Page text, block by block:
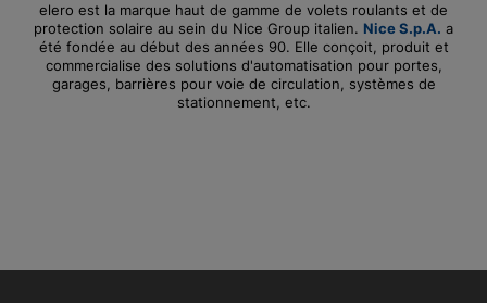
elero est la marque haut de gamme de volets roulants et de
protection solaire au sein du Nice Group italien. Nice S.p.A. a
été fondée au début des années 90. Elle conçoit, produit et
commercialise des solutions d'automatisation pour portes,
garages, barrières pour voie de circulation, systèmes de
stationnement, etc.